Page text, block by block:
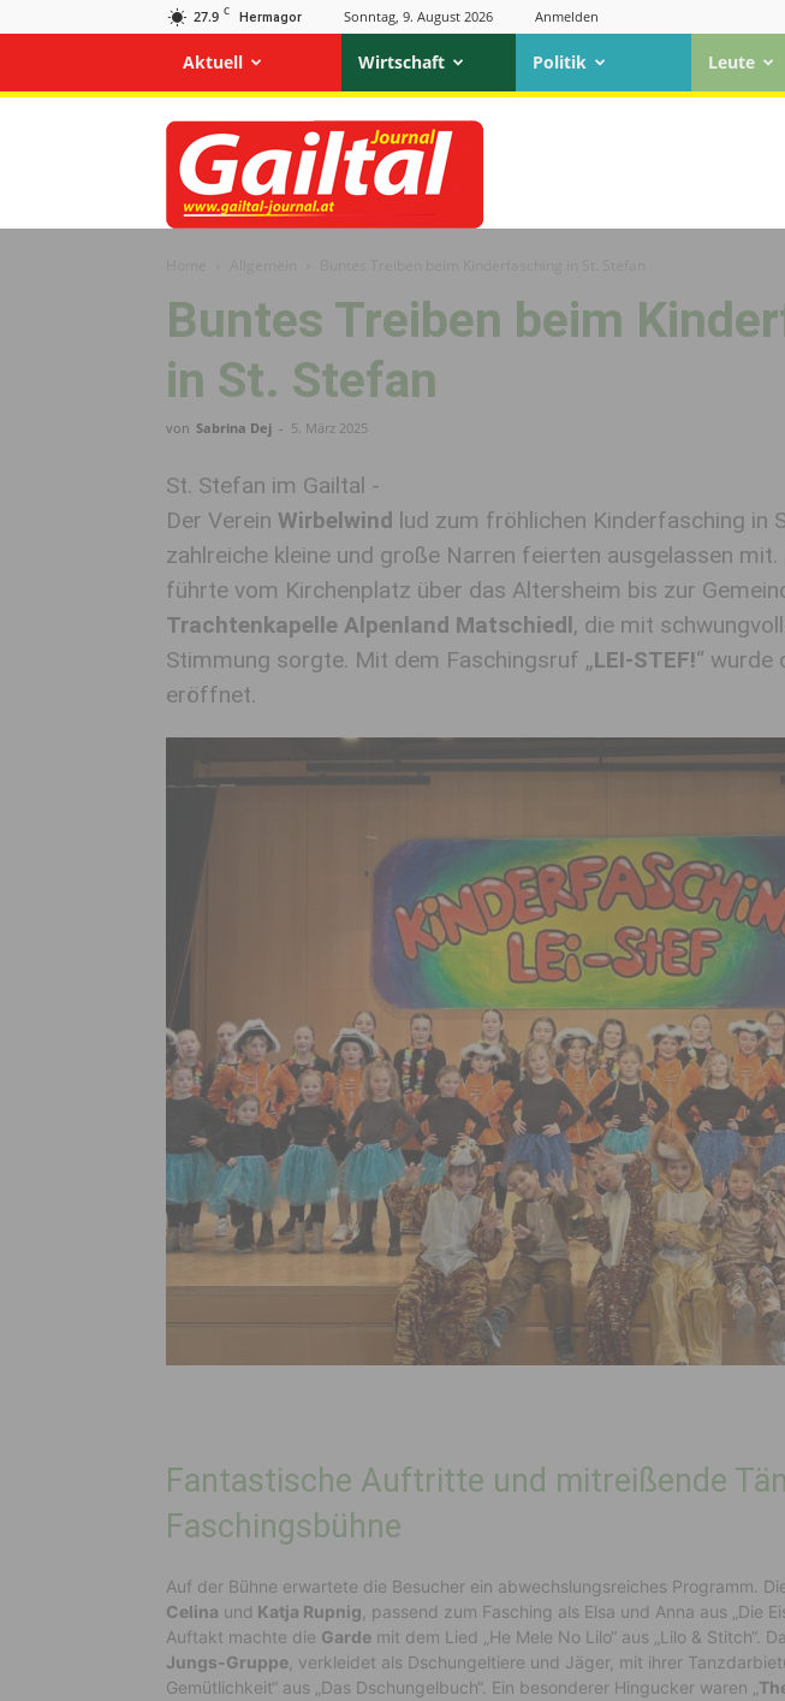
27.9 C Hermagor Sonntag, 9. August 2026 Anmelden
Aktuell Wirtschaft Politik Leute
Gailtal
Journal
Buntes Treiben beim
in St. Stefan
von Sabrina Dej - 5. März 2025
St. Stefan im Gailtal -
Der Verein Wirbelwind lud zum fröhlichen Kinderfasching in
zahlreiche kleine und große Narren feierten ausgelassen
führte vom Kirchenplatz über das Altersheim bis zur
Trachtenkapelle Alpenland Matschiedl, die mit
Stimmung sorgte. Mit dem Faschingsruf „LEI-STEF!“ wurde
eröffnet.
Fantastische Auftritte und mitreißende
Faschingsbühne
Auf der Bühne erwartete die Besucher ein abwechslungsreiches Programm.
Celina und Katja Rupnig , passend zum Fasching als Elsa und Anna aus „Die
Auftakt machte die Garde mit dem Lied „He Mele No Lilo“ aus „Lilo & Stitch“.
Jungs-Gruppe , verkleidet als Dschungeltiere und Jäger, mit ihrer
Gemütlichkeit“ aus „Das Dschungelbuch“. Ein besonderer Hingucker waren „